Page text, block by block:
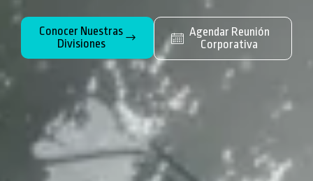
Conocer Nuestras
Divisiones
Agendar Reunión
Corporativa